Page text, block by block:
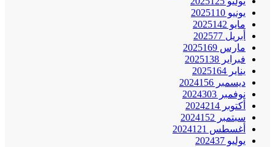
يونيو 2025 110
مايو 2025 142
أبريل 2025 77
مارس 2025 169
فبراير 2025 138
يناير 2025 164
ديسمبر 2024 156
نوفمبر 2024 303
أكتوبر 2024 214
سبتمبر 2024 152
أغسطس 2024 121
يوليو 2024 37